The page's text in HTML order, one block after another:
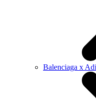
Balenciaga x